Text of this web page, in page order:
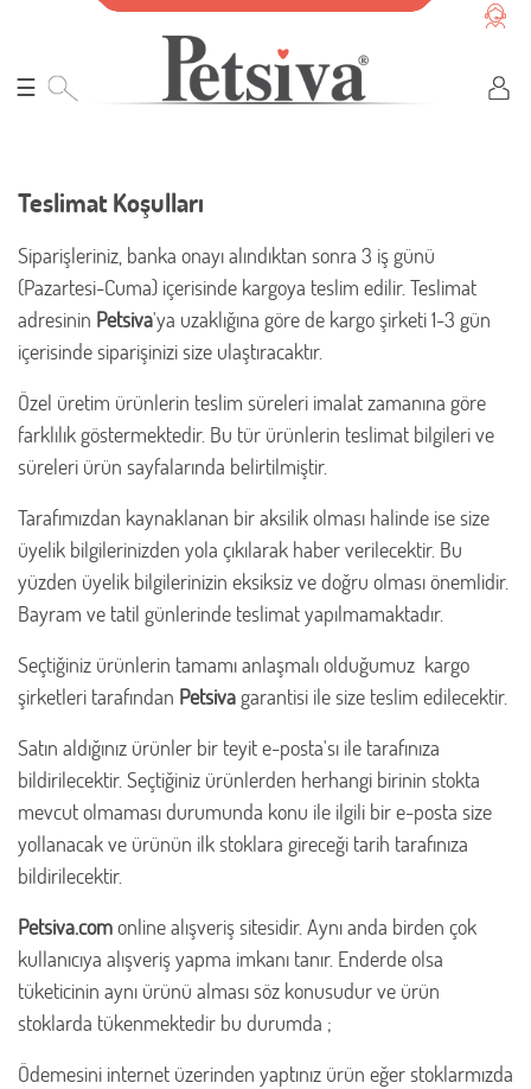
☰
Teslimat Koşulları
Siparişleriniz, banka onayı alındıktan sonra 3 iş günü
(Pazartesi-Cuma) içerisinde kargoya teslim edilir. Teslimat
adresinin Petsiva'ya uzaklığına göre de kargo şirketi 1-3 gün
içerisinde siparişinizi size ulaştıracaktır.
Özel üretim ürünlerin teslim süreleri imalat zamanına göre
farklılık göstermektedir. Bu tür ürünlerin teslimat bilgileri ve
süreleri ürün sayfalarında belirtilmiştir.
Tarafımızdan kaynaklanan bir aksilik olması halinde ise size
üyelik bilgilerinizden yola çıkılarak haber verilecektir. Bu
yüzden üyelik bilgilerinizin eksiksiz ve doğru olması önemlidir.
Bayram ve tatil günlerinde teslimat yapılmamaktadır.
Seçtiğiniz ürünlerin tamamı anlaşmalı olduğumuz kargo
şirketleri tarafından Petsiva garantisi ile size teslim edilecektir.
Satın aldığınız ürünler bir teyit e-posta'sı ile tarafınıza
bildirilecektir. Seçtiğiniz ürünlerden herhangi birinin stokta
mevcut olmaması durumunda konu ile ilgili bir e-posta size
yollanacak ve ürünün ilk stoklara gireceği tarih tarafınıza
bildirilecektir.
Petsiva.comonline alışveriş sitesidir. Aynı anda birden çok
kullanıcıya alışveriş yapma imkanı tanır. Enderde olsa
tüketicinin aynı ürünü alması söz konusudur ve ürün
stoklarda tükenmektedir bu durumda ;
Ödemesini internet üzerinden yaptınız ürün eğer stoklarmızda